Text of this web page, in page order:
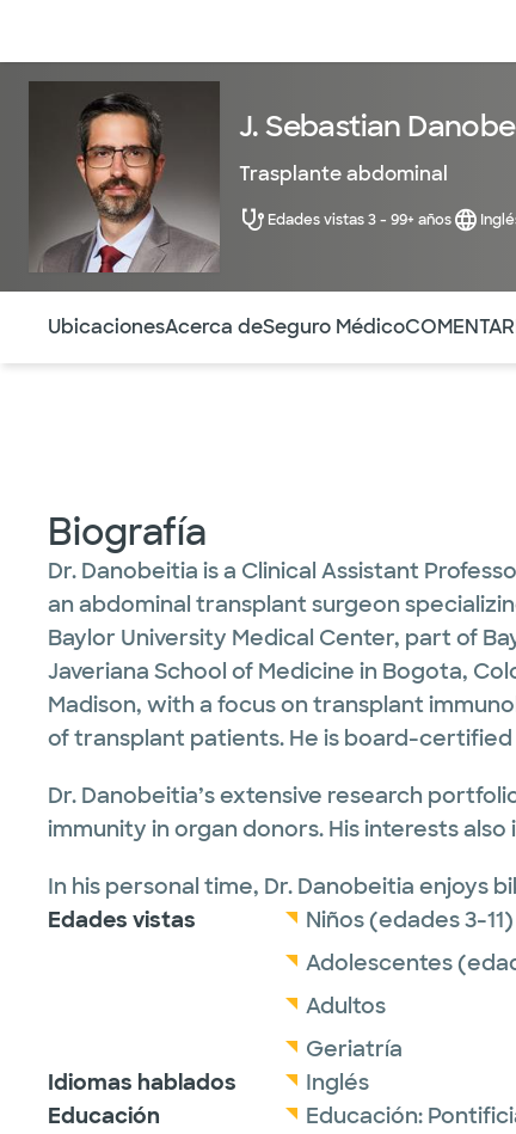
J. Sebastian
Trasplante abdominal
Edades vistas 3 - 99+ años
UbicacionesAcerca deSeguro Médico
Biografía
Dr. Danobeitia is a Clinical Assistant
an abdominal transplant surgeon
Baylor University Medical Center, part of
Javeriana School of Medicine in Bogota,
Madison, with a focus on transplant
of transplant patients. He is board-
Dr. Danobeitia’s extensive research
immunity in organ donors. His interests
In his personal time, Dr. Danobeitia enjoys
Edades vistas
Niños (edades 3-11)
Adolescentes
Adultos
Geriatría
Idiomas hablados
Inglés
Educación
Educación: